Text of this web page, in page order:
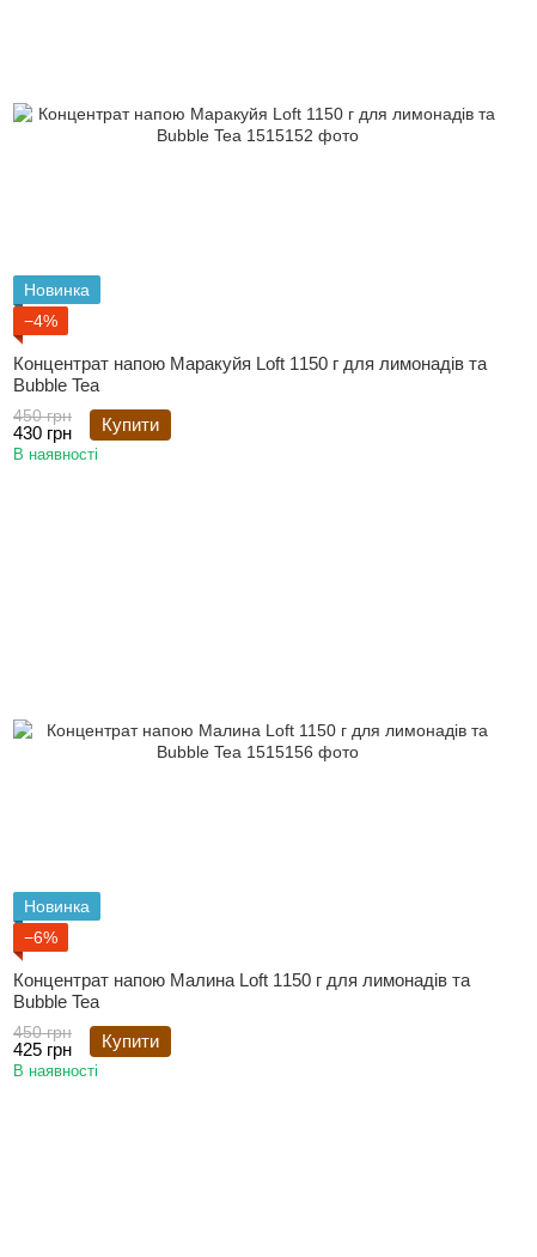
Новинка
−4%
Концентрат напою Маракуйя Loft 1150 г для лимонадів та
Bubble Tea
450 грн
430 грн Купити
В наявності
Новинка
−6%
Концентрат напою Малина Loft 1150 г для лимонадів та
Bubble Tea
450 грн
425 грн Купити
В наявності